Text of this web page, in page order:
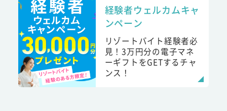
経験者ウェルカムキャ
ンペーン
リゾートバイト経験者必
見！3万円分の電子マネ
ーギフトをGETするチャ
ンス！